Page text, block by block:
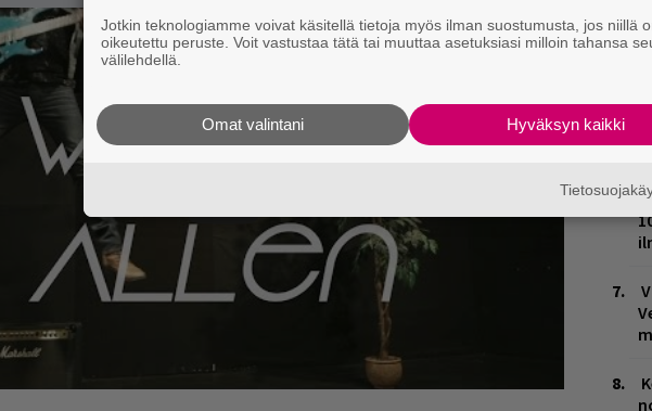
Jotkin teknologiamme voivat käsitellä tietoja myös ilman suostumusta, jos niillä
oikeutettu peruste. Voit vastustaa tätä tai muuttaa asetuksiasi milloin tahansa
välilehdellä.
Hyväksyn kaikki
Omat valintani